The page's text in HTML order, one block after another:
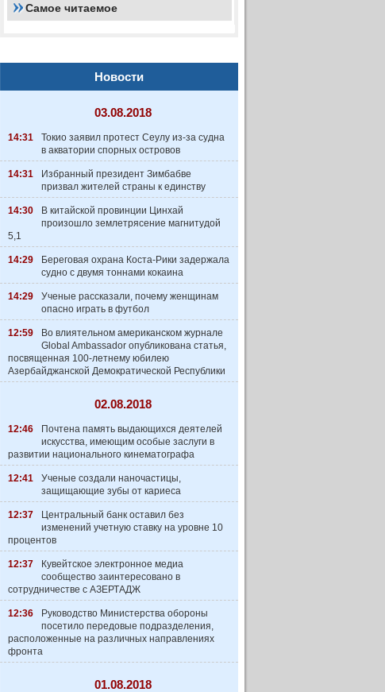
Самое читаемое
Новости
03.08.2018
14:31
Токио заявил протест Сеулу из-за судна
в акватории спорных островов
14:31
Избранный президент Зимбабве
призвал жителей страны к единству
14:30
В китайской провинции Цинхай
произошло землетрясение магнитудой
5,1
14:29
Береговая охрана Коста-Рики задержала
судно с двумя тоннами кокаина
14:29
Ученые рассказали, почему женщинам
опасно играть в футбол
12:59
Во влиятельном американском журнале
Global Ambassador опубликована статья,
посвященная 100-летнему юбилею
Азербайджанской Демократической Республики
02.08.2018
12:46
Почтена память выдающихся деятелей
искусства, имеющим особые заслуги в
развитии национального кинематографа
12:41
Ученые создали наночастицы,
защищающие зубы от кариеса
12:37
Центральный банк оставил без
изменений учетную ставку на уровне 10
процентов
12:37
Кувейтское электронное медиа
сообщество заинтеpесовано в
сотрудничестве с АЗЕРТАДЖ
12:36
Руководство Министерства обороны
посетило передовые подразделения,
расположенные на различных направлениях
фронта
01.08.2018